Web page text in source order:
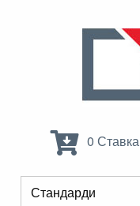
0 Ставка